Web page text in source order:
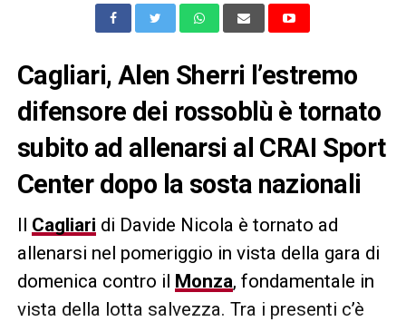
Cagliari, Alen Sherri l’estremo
difensore dei rossoblù è tornato
subito ad allenarsi al CRAI Sport
Center dopo la sosta nazionali
Il Cagliari di Davide Nicola è tornato ad
allenarsi nel pomeriggio in vista della gara di
domenica contro il Monza, fondamentale in
vista della lotta salvezza. Tra i presenti c’è